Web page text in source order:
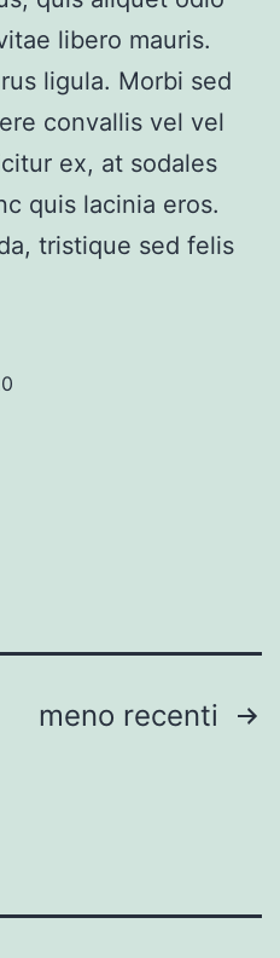
libero mauris.
ligula. Morbi sed
convallis vel vel
ex, at sodales
quis lacinia eros.
tristique sed felis
meno recenti